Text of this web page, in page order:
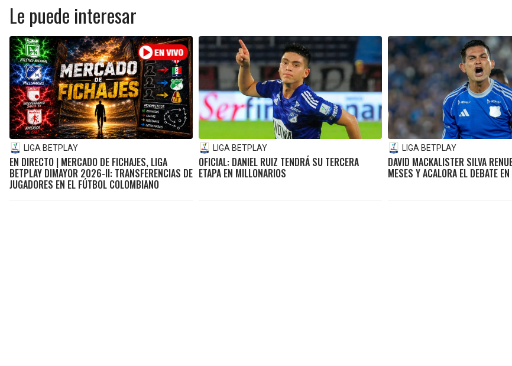
Le puede interesar
LIGA BETPLAY
EN DIRECTO | MERCADO DE FICHAJES, LIGA
BETPLAY DIMAYOR 2026-II: TRANSFERENCIAS DE
JUGADORES EN EL FÚTBOL COLOMBIANO
LIGA BETPLAY
OFICIAL: DANIEL RUIZ TENDRÁ SU TERCERA
ETAPA EN MILLONARIOS
LIGA BETPLAY
DAVID MACKALISTER SILVA
MESES Y ACALORA EL DEBATE